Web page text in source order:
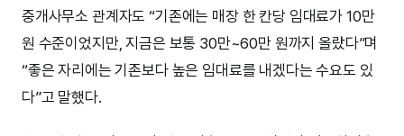
중개사무소 관계자도 “기존에는 매장 한 칸당 임대료가 10만
원 수준이었지만, 지금은 보통 30만~60만 원까지 올랐다”며
“좋은 자리에는 기존보다 높은 임대료를 내겠다는 수요도 있
다”고 말했다.